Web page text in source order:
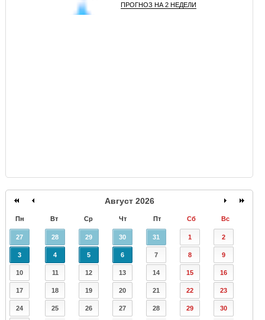
ПРОГНОЗ НА 2 НЕДЕЛИ
Август 2026
Пн Вт Ср Чт Пт Сб Вс
27 28 29 30 31 1 2
3 4 5 6 7 8 9
10 11 12 13 14 15 16
17 18 19 20 21 22 23
24 25 26 27 28 29 30